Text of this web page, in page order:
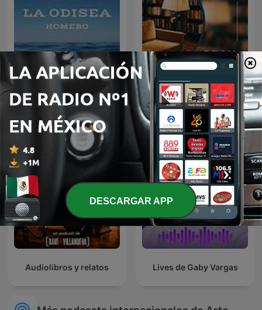
Audiolibro La Odisea |
Homero
AudioLibros
Audiolibros y relatos Lives de Gaby Vargas
DESCARGAR APP